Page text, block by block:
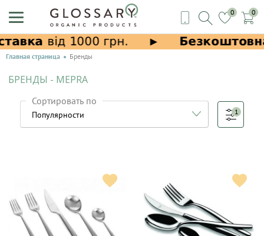
0 0
Главная страница Бренды
БРЕНДЫ - MEPRA
Сортировать по
1